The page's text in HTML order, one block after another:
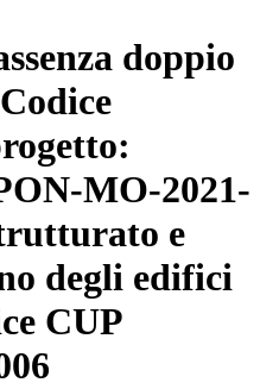
MO-2021-
e
degli edifici
CUP